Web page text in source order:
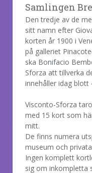
Samlingen
Den tredje av de
sitt namn efter
korten år 1900 i
på galleriet
ska Bonifacio
Sforza att tillverka
innehåller idag blott
Visconto-Sforza
med 15 kort som
mitt.
De finns numera
museum och
Ingen komplett
sig om inkompletta